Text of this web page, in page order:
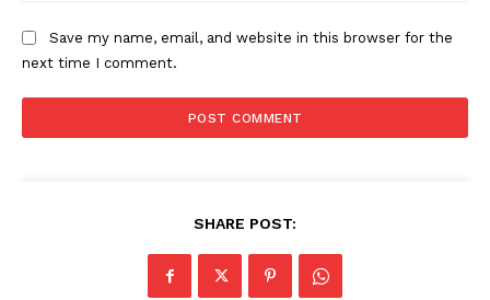
Save my name, email, and website in this browser for the
next time I comment.
SHARE POST: